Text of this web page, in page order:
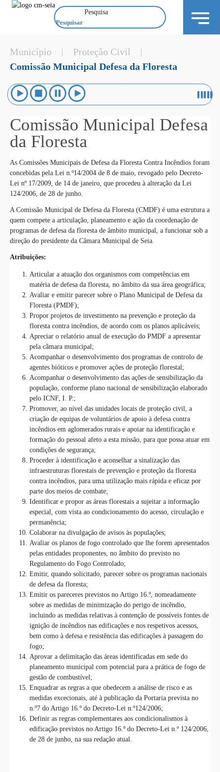
Pesquisa
Município | Proteção Civil |
Comissão Municipal Defesa da Floresta
Comissão Municipal Defesa
da Floresta
As Comissões Municipais de Defesa da Floresta Contra Incêndios foram
concebidas pela Lei n.º14/2004 de 8 de maio, revogado pelo Decreto-
Lei nº 17/2009, de 14 de janeiro, que procedeu à alteração da Lei
124/2006, de 28 de junho.
A Comissão Municipal de Defesa da Floresta (CMDF) é uma estrutura a
quem compete a articulação, planeamento e ação da coordenação de
programas de defesa da floresta de âmbito municipal, a funcionar sob a
direção do presidente da Câmara Municipal de Seia.
Atribuições:
Articular a atuação dos organismos com competências em
matéria de defesa da floresta, no âmbito da sua área geográfica;
Avaliar e emitir parecer sobre o Plano Municipal de Defesa da
Floresta (PMDF);
Propor projetos de investimento na prevenção e proteção da
floresta contra incêndios, de acordo com os planos aplicáveis;
Apreciar o relatório anual de execução do PMDF a apresentar
pela câmara municipal;
Acompanhar o desenvolvimento dos programas de controlo de
agentes bióticos e promover ações de proteção florestal;
Acompanhar o desenvolvimento das ações de sensibilização da
população, conforme plano nacional de sensibilização elaborado
pelo ICNF, I. P.;
Promover, ao nível das unidades locais de proteção civil, a
criação de equipas de voluntários de apoio à defesa contra
incêndios em aglomerados rurais e apoiar na identificação e
formação do pessoal afeto a esta missão, para que possa atuar em
condições de segurança;
Proceder à identificação e aconselhar a sinalização das
infraestruturas florestais de prevenção e proteção da floresta
contra incêndios, para uma utilização mais rápida e eficaz por
parte dos meios de combate;
Identificar e propor as áreas florestais a sujeitar a informação
especial, com vista ao condicionamento do acesso, circulação e
permanência;
Colaborar na divulgação de avisos às populações;
Avaliar os planos de fogo controlado que lhe forem apresentados
pelas entidades proponentes, no âmbito do previsto no
Regulamento do Fogo Controlado;
Emitir, quando solicitado, parecer sobre os programas nacionais
de defesa da floresta;
Emitir os pareceres previstos no Artigo 16.º, nomeadamente
sobre as medidas de minimização do perigo de incêndio,
incluindo as medidas relativas à contenção de possíveis fontes de
ignição de incêndios nas edificações e nos respetivos acessos,
bem como à defesa e resistência das edificações à passagem do
fogo;
Aprovar a delimitação das áreas identificadas em sede do
planeamento municipal com potencial para a prática de fogo de
gestão de combustível;
Enquadrar as regras a que obedecem a análise de risco e as
medidas excecionais, até à publicação da Portaria prevista no
n.º7 do Artigo 16.º do Decreto-Lei n.º124/2006;
Definir as regras complementares aos condicionalismos à
edificação previstos no Artigo 16.º do Decreto-Lei n.º 124/2006,
de 28 de junho, na sua redação atual.